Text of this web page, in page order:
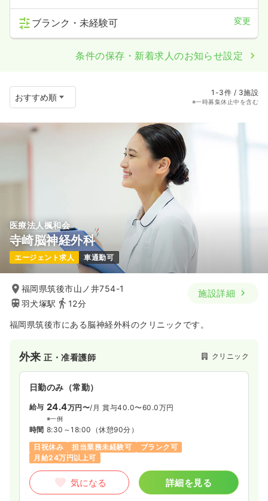
ブランク・未経験可 変更
条件の保存・新着求人のお知らせ設定
1-3件 / 3施設
※一時募集休止中を含む
医療法人楓和会
寺崎脳神経外科
エージェント求人 車通勤可
福岡県筑後市山ノ井754-1
羽犬塚駅
12分
施設詳細
福岡県筑後市にある脳神経外科のクリニックです。
外来正・准看護師 クリニック
日勤のみ（常勤）
給与 24.4万円〜/月 賞与40.0〜60.0万円
※一例
時間 8:30～18:00 （休憩90分）
日祝休み
担当業務未経験可
ブランク可
月給24万円以上可
気になる 詳細を見る